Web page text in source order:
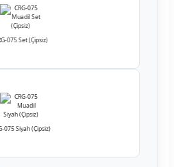
075 Set (Çipsiz)
075 Siyah (Çipsiz)